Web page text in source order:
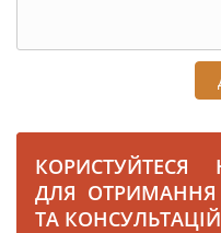
ДЛЯ
ТА КОНСУЛЬТАЦІЙ